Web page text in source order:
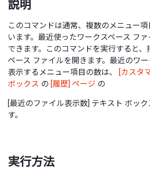
説明
このコマンドは通常、複数のメニュー
います。最近使ったワークスペース フ
できます。このコマンドを実行すると、
ペース ファイルを開きます。最近のワ
表示するメニュー項目の数は、
[カスタ
ボックス の [履歴] ページ の
[最近のファイル表示数] テキスト ボッ
す。
実行方法